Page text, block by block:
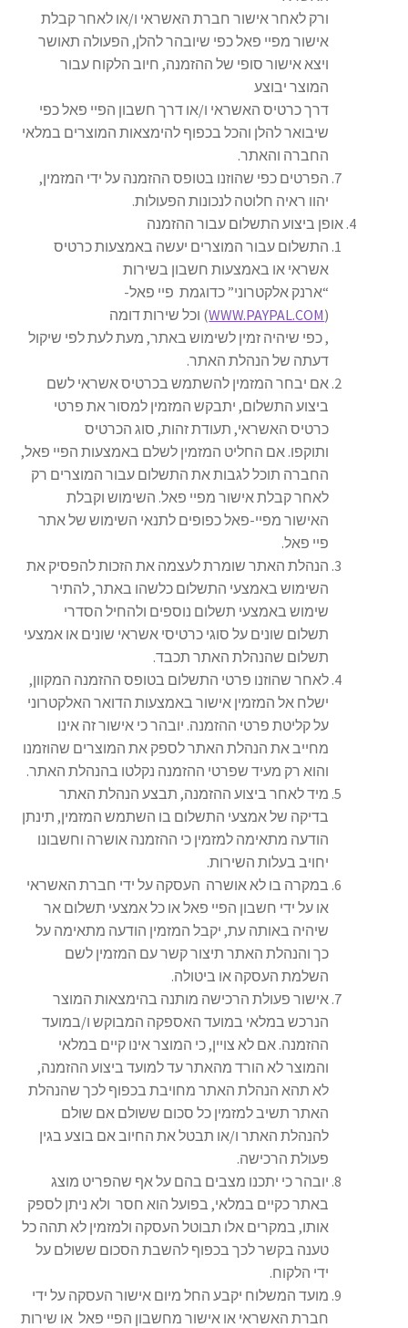
ורק לאחר אישור חברת האשראי ו/או לאחר קבלת
אישור מפיי פאל כפי שיובהר להלן, הפעולה תאושר
ויצא אישור סופי של ההזמנה, חיוב הלקוח עבור
המוצר יבוצע
דרך כרטיס האשראי ו/או דרך חשבון הפיי פאל כפי
שיבואר להלן והכל בכפוף להימצאות המוצרים במלאי
החברה והאתר.
הפרטים כפי שהוזנו בטופס ההזמנה על ידי המזמין,
יהוו ראיה חלוטה לנכונות הפעולות.
אופן ביצוע התשלום עבור ההזמנה
התשלום עבור המוצרים יעשה באמצעות כרטיס
אשראי או באמצעות חשבון בשירות
“ארנק אלקטרוני” כדוגמת פיי פאל-
(
WWW.PAYPAL.COM) וכל שירות דומה
, כפי שיהיה זמין לשימוש באתר, מעת לעת לפי שיקול
דעתה של הנהלת האתר.
אם יבחר המזמין להשתמש בכרטיס אשראי לשם
ביצוע התשלום, יתבקש המזמין למסור את פרטי
כרטיס האשראי, תעודת זהות, סוג הכרטיס
ותוקפו. אם החליט המזמין לשלם באמצעות הפיי פאל,
החברה תוכל לגבות את התשלום עבור המוצרים רק
לאחר קבלת אישור מפיי פאל. השימוש וקבלת
האישור מפיי-פאל כפופים לתנאי השימוש של אתר
פיי פאל.
הנהלת האתר שומרת לעצמה את הזכות להפסיק את
השימוש באמצעי התשלום כלשהו באתר, להתיר
שימוש באמצעי תשלום נוספים ולהחיל הסדרי
תשלום שונים על סוגי כרטיסי אשראי שונים או אמצעי
תשלום שהנהלת האתר תכבד.
לאחר שהוזנו פרטי התשלום בטופס ההזמנה המקוון,
ישלח אל המזמין אישור באמצעות הדואר האלקטרוני
על קליטת פרטי ההזמנה. יובהר כי אישור זה אינו
מחייב את הנהלת האתר לספק את המוצרים שהוזמנו
והוא רק מעיד שפרטי ההזמנה נקלטו בהנהלת האתר.
מיד לאחר ביצוע ההזמנה, תבצע הנהלת האתר
בדיקה של אמצעי התשלום בו השתמש המזמין, תינתן
הודעה מתאימה למזמין כי ההזמנה אושרה וחשבונו
יחויב בעלות השירות.
במקרה בו לא אושרה העסקה על ידי חברת האשראי
או על ידי חשבון הפיי פאל או כל אמצעי תשלום אר
שיהיה באותה עת, יקבל המזמין הודעה מתאימה על
כך והנהלת האתר תיצור קשר עם המזמין לשם
השלמת העסקה או ביטולה.
אישור פעולת הרכישה מותנה בהימצאות המוצר
הנרכש במלאי במועד האספקה המבוקש ו/במועד
ההזמנה. אם לא צויין, כי המוצר אינו קיים במלאי
והמוצר לא הורד מהאתר עד למועד ביצוע ההזמנה,
לא תהא הנהלת האתר מחויבת בכפוף לכך שהנהלת
האתר תשיב למזמין כל סכום ששולם אם שולם
להנהלת האתר ו/או תבטל את החיוב אם בוצע בגין
פעולת הרכישה.
יובהר כי יתכנו מצבים בהם על אף שהפריט מוצג
באתר כקיים במלאי, בפועל הוא חסר ולא ניתן לספק
אותו, במקרים אלו תבוטל העסקה ולמזמין לא תהה כל
טענה בקשר לכך בכפוף להשבת הסכום ששולם על
ידי הלקוח.
מועד המשלוח יקבע החל מיום אישור העסקה על ידי
חברת האשראי או אישור מחשבון הפיי פאל או שירות